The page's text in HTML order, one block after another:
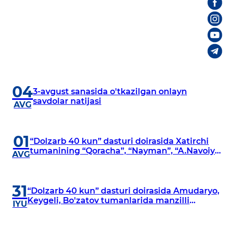
04
AVG
3-avgust sanasida o'tkazilgan onlayn
savdolar natijasi
01
AVG
“Dolzarb 40 kun” dasturi doirasida Xatirchi
tumanining “Qoracha”, “Nayman”, “A.Navoiy”
31
IYU
“Dolzarb 40 kun” dasturi doirasida Amudaryo,
Keygeli, Bo'zatov tumanlarida manzilli